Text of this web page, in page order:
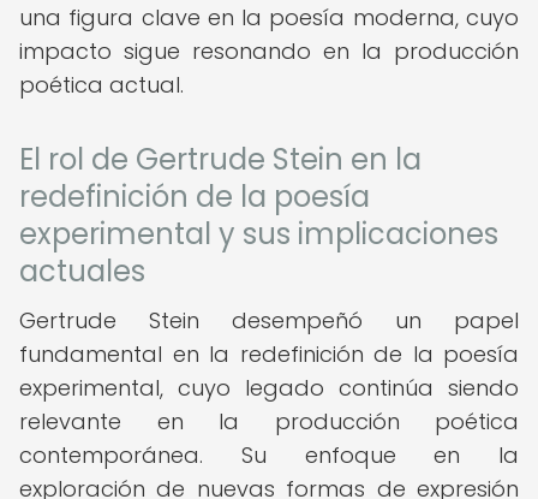
una figura clave en la poesía moderna, cuyo
impacto sigue resonando en la producción
poética actual.
El rol de Gertrude Stein en la
redefinición de la poesía
experimental y sus implicaciones
actuales
Gertrude Stein desempeñó un papel
fundamental en la redefinición de la poesía
experimental, cuyo legado continúa siendo
relevante en la producción poética
contemporánea. Su enfoque en la
exploración de nuevas formas de expresión